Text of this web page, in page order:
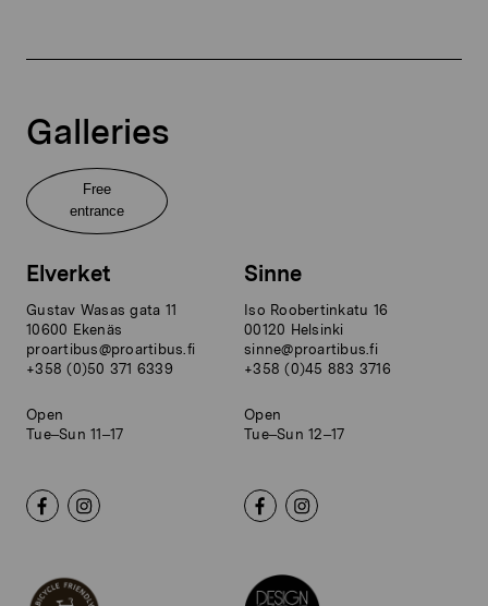
Galleries
Free
entrance
Elverket
Gustav Wasas gata 11
10600 Ekenäs
proartibus@proartibus.fi
+358 (0)50 371 6339
Open
Tue–Sun 11–17
Sinne
Iso Roobertinkatu 16
00120 Helsinki
sinne@proartibus.fi
+358 (0)45 883 3716
Open
Tue–Sun 12–17